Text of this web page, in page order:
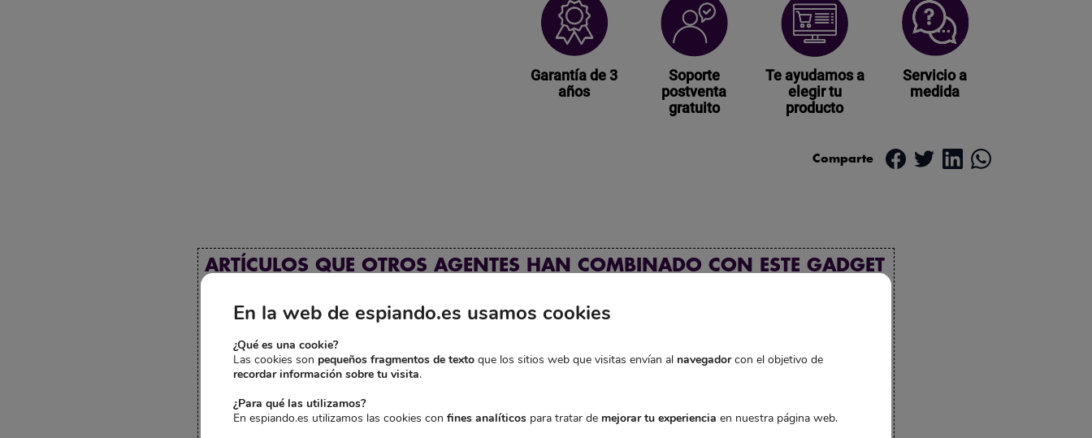
Garantía de 3
años
Soporte
postventa
gratuito
Te ayudamos a
elegir tu
producto
Servicio a
medida
Comparte
ARTÍCULOS QUE OTROS AGENTES HAN COMBINADO CON ESTE GADGET
-8,50€ -10,00€
489,85€ 471,35€
En la web de espiando.es usamos cookies
¿Qué es una cookie?
Las cookies son pequeños fragmentos de texto que los sitios web que visitas envían al navegadorcon el objetivo de
recordar información sobre tu visita.
¿Para qué las utilizamos?
En espiando.es utilizamos las cookies con fines analíticos para tratar de mejorar tu experiencia en nuestra página web.